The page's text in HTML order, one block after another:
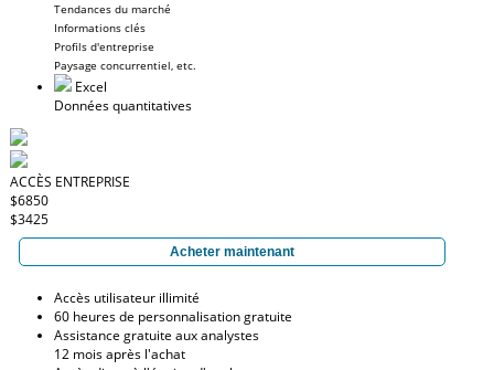
Tendances du marché
Informations clés
Profils d'entreprise
Paysage concurrentiel, etc.
Excel
Données quantitatives
ACCÈS ENTREPRISE
$6850
$3425
Acheter maintenant
Accès utilisateur illimité
60 heures de personnalisation gratuite
Assistance gratuite aux analystes
12 mois après l'achat